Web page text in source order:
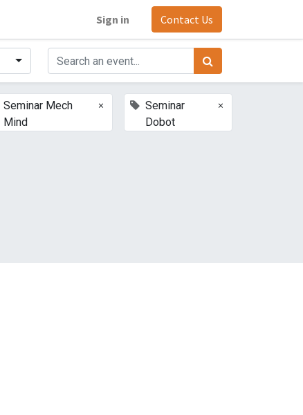
Sign in Contact Us
Seminar Mech
Mind
×
Seminar
Dobot
×